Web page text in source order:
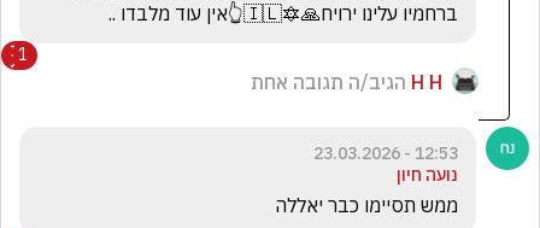
ברחמיו עלינו ירויח🙏🔯🇮🇱👆אין עוד מלבדו ..
1
H H הגיב/ה תגובה אחת
12:53 - 23.03.2026
נועה חיון
ממש תסיימו כבר יאללה